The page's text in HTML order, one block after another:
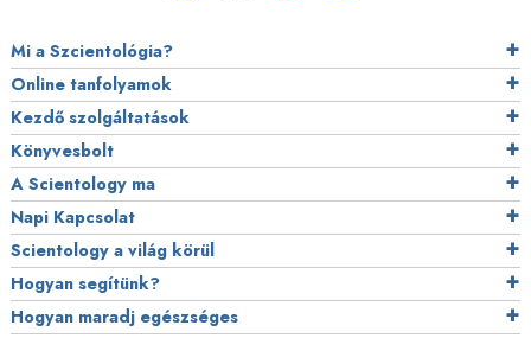
Mi a Szcientológia?
Online tanfolyamok
Kezdő szolgáltatások
Könyvesbolt
A Scientology ma
Napi Kapcsolat
Scientology a világ körül
Hogyan segítünk?
Hogyan maradj egészséges